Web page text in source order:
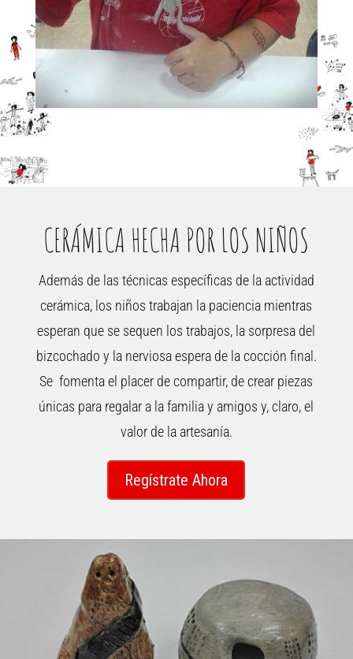
CERÁMICA HECHA POR LOS NIÑOS
Además de las técnicas específicas de la actividad
cerámica, los niños trabajan la paciencia mientras
esperan que se sequen los trabajos, l a sorpresa del
bizcochado y la nerviosa espera de la cocción final.
Se fomenta el placer de compartir, de crear piezas
únicas para regalar a la familia y amigos y, claro, el
valor de la artesanía.
Regístrate Ahora